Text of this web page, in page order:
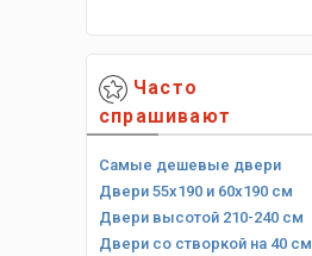
Часто
спрашивают
Самые дешевые двери
Двери 55х190 и 60х190 см
Двери высотой 210-240 см
Двери со створкой на 40 см